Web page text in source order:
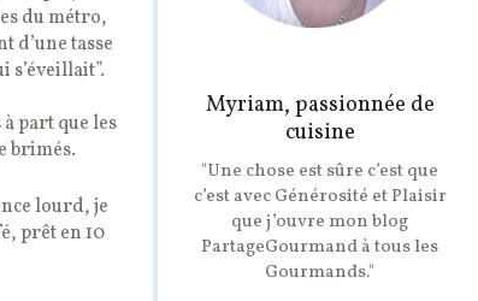
du métro,
d’une tasse
s’éveillait”.
part que les
brimés.
lourd, je
prêt en 10
Myriam, passionnée de
cuisine
"Une chose est sûre c’est que
c’est avec Générosité et Plaisir
que j’ouvre mon blog
PartageGourmand à tous les
Gourmands."